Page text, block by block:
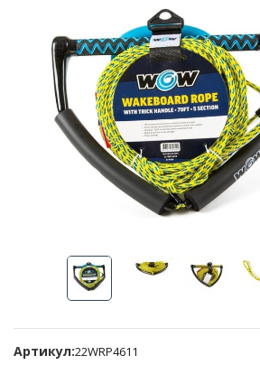
Артикул:22WRP4611